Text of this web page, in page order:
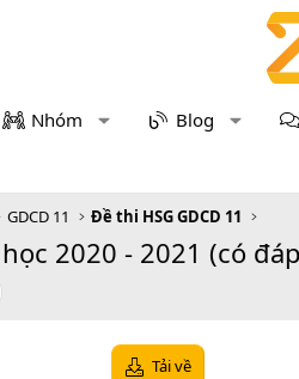
Nhóm Blog
GDCD 11 Đề thi HSG GDCD 11
2020 - 2021 (có
Tải về